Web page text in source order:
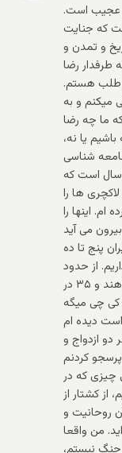
عجیب است.
اسلامی ۱۴۰۵ سال است که جنایت
تاریخ و تمدن و
طرفدار رضا
طلب هستم.
میکنم و به
ما چه رضا
یا نه،
شناسی
هستم، مدتی نیز روزنامه نگار بودم، اینک ۷ سال است که
ها را
اینها را
می آید
پنج تا ده
از حدود
۹۰ در صد باقی مانده ۳۵ در صد پادشاهی خواهند و ۳۵ در
« کی چی میگه
دیده ام
ازدواج و
کردنم
چیزی که در
از کشتار از
روحانیت و
من واقعا
جنگ نیستم،